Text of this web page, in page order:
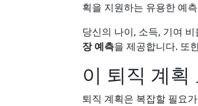
획을 지원하는 유용한 예
당신의 나이, 소득, 기여
장 예측을 제공합니다. 또
이 퇴직 계
퇴직 계획은 복잡할 필요